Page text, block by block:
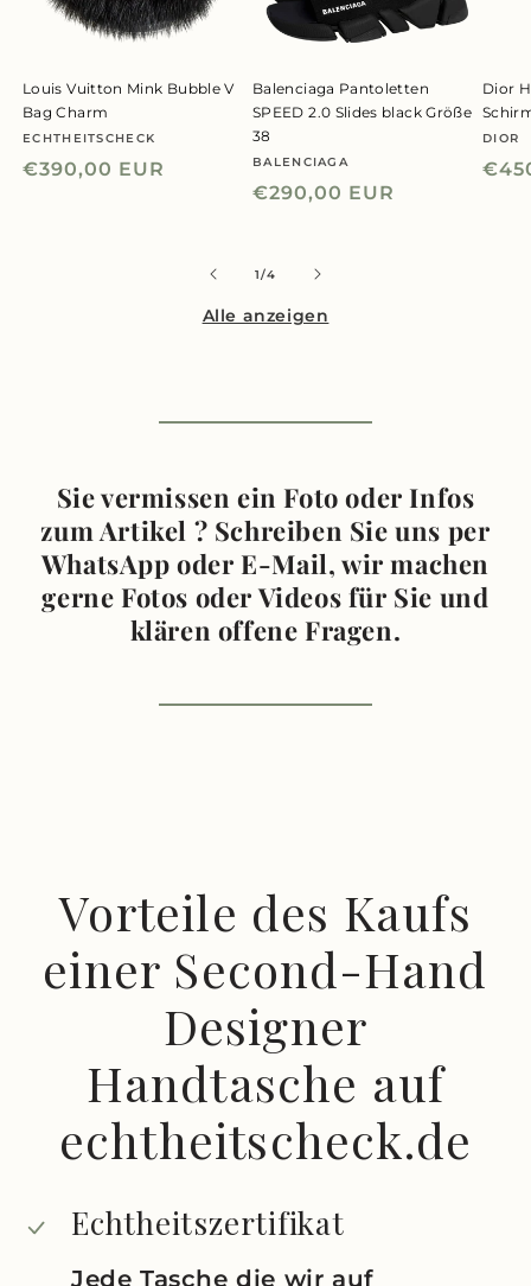
Louis Vuitton Mink Bubble V
Bag Charm
Anbieter:
ECHTHEITSCHECK
Normaler
€390,00 EUR
Balenciaga Pantoletten
SPEED 2.0 Slides black Größe
38
Anbieter:
BALENCIAGA
Normaler
€290,00 EUR
Dior
DIOR
1/von
4
Alle anzeigen
Sie vermissen ein Foto oder Infos
zum Artikel ? Schreiben Sie uns per
WhatsApp oder E-Mail, wir machen
gerne Fotos oder Videos für Sie und
klären offene Fragen.
Vorteile des Kaufs
einer Second-Hand
Designer
Handtasche auf
echtheitscheck.de
Echtheitszertifikat
Jede Tasche die wir auf